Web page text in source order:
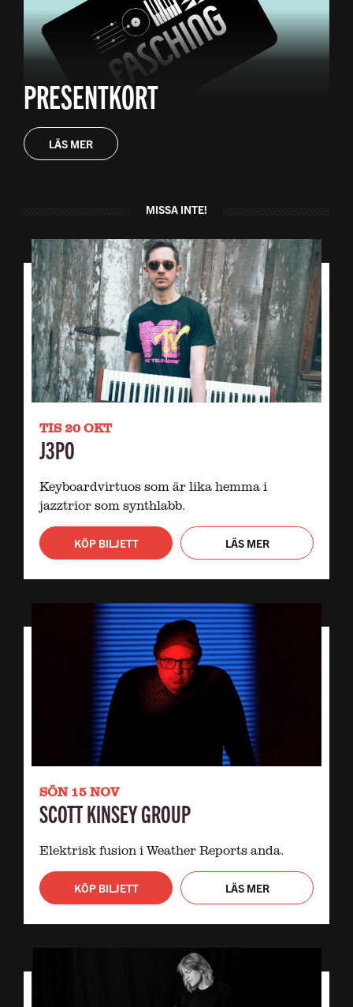
PRESENTKORT
LÄS MER
MISSA INTE!
TIS 20 OKT
J3PO
Keyboardvirtuos som är lika hemma i
jazztrior som synthlabb.
KÖP BILJETT LÄS MER
SÖN 15 NOV
SCOTT KINSEY GROUP
Elektrisk fusion i Weather Reports anda.
KÖP BILJETT LÄS MER